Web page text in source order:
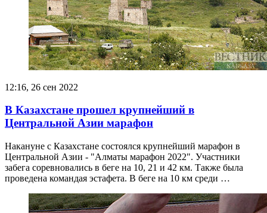
12:16, 26 сен 2022
В Казахстане прошел крупнейший в
Центральной Азии марафон
Накануне с Казахстане состоялся крупнейший марафон в
Центральной Азии - "Алматы марафон 2022". Участники
забега соревновались в беге на 10, 21 и 42 км. Также была
проведена командая эстафета. В беге на 10 км среди …